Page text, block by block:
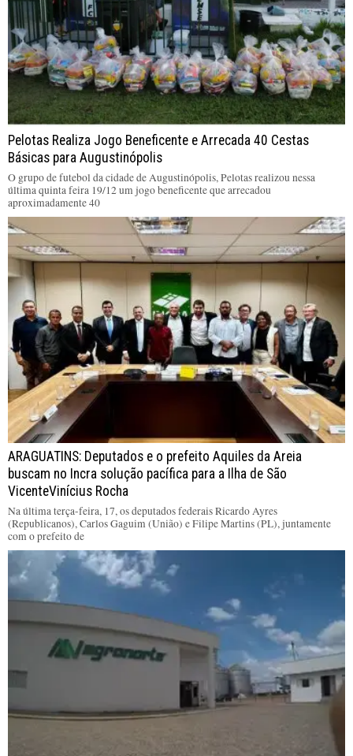
Pelotas Realiza Jogo Beneficente e Arrecada 40 Cestas
Básicas para Augustinópolis
O grupo de futebol da cidade de Augustinópolis, Pelotas realizou nessa
última quinta feira 19/12 um jogo beneficente que arrecadou
aproximadamente 40
ARAGUATINS: Deputados e o prefeito Aquiles da Areia
buscam no Incra solução pacífica para a Ilha de São
VicenteVinícius Rocha
Na última terça-feira, 17, os deputados federais Ricardo Ayres
(Republicanos), Carlos Gaguim (União) e Filipe Martins (PL), juntamente
com o prefeito de